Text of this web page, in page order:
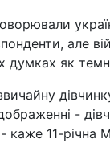
але
думках як
-
- каже 11-річна